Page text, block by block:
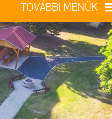
TOVÁBBI MENÜK
VÁLASZTÁSI
INFORMÁCIÓK
EGYHÁZ
ORVOSI RENDELŐ